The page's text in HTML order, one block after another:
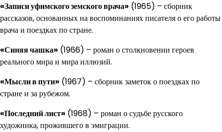
«Записи уфимского земского врача» (1965) – сборник
рассказов, основанных на воспоминаниях писателя о его работы
врача и поездках по стране.
«Синяя чашка» (1966) – роман о столкновении героев
реального мира и мира иллюзий.
«Мысли в пути» (1967) – сборник заметок о поездках по
стране и за рубежом.
«Последний лист» (1968) – роман о судьбе русского
художника, прожившего в эмиграции.